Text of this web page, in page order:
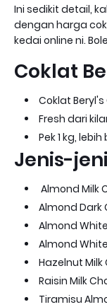
Ini sedikit detail,
dengan harga
kedai online ni.
Coklat
Coklat Beryl's
Fresh dari
Pek 1 kg,
Jenis-
Almond Milk
Almond Dark
Almond
Almond
Hazelnut Milk
Raisin Milk
Tiramisu